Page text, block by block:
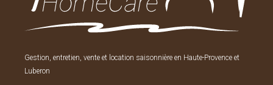
Gestion, entretien, vente et location saisonnière en Haute-Provence et
Luberon